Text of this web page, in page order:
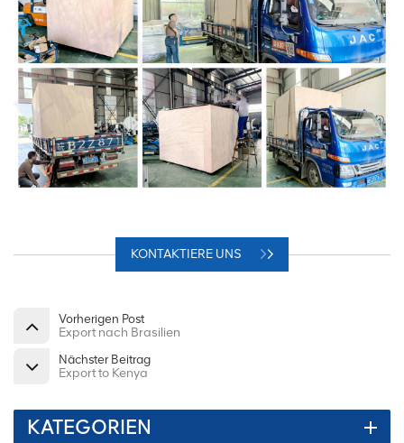
KONTAKTIERE UNS
Vorherigen Post
Export nach Brasilien
Nächster Beitrag
Export to Kenya
KATEGORIEN